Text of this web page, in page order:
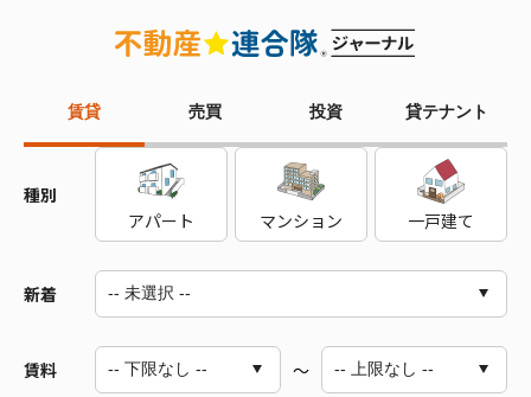
賃貸 売買 投資 貸テナント
種別
アパート
マンション 一戸建て
新着
賃料 ～